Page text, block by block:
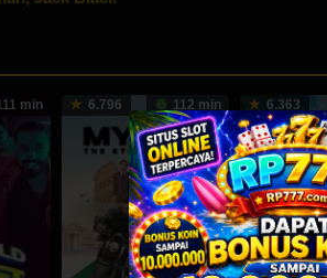
min 6.796 112 min 6.363